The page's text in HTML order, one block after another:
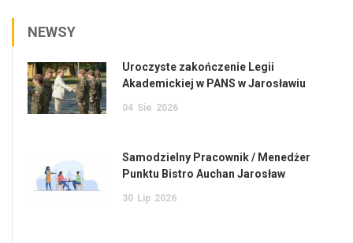
NEWSY
Uroczyste zakończenie Legii
Akademickiej w PANS w Jarosławiu
04 Sie 2026
Samodzielny Pracownik / Menedżer
Punktu Bistro Auchan Jarosław
30 Lip 2026